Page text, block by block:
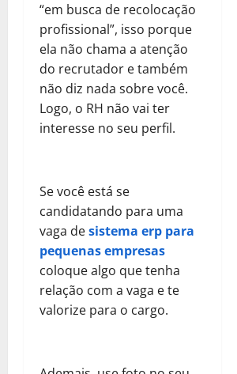
“em busca de recolocação
profissional”, isso porque
ela não chama a atenção
do recrutador e também
não diz nada sobre você.
Logo, o RH não vai ter
interesse no seu perfil.
Se você está se
candidatando para uma
vaga desistema erp para
pequenas empresas
coloque algo que tenha
relação com a vaga e te
valorize para o cargo.